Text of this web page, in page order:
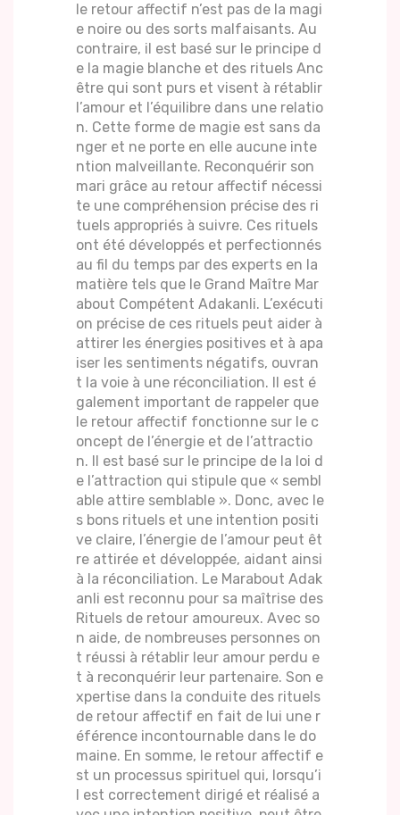
le retour affectif n’est pas de la magi
e noire ou des sorts malfaisants. Au
contraire, il est basé sur le principe d
e la magie blanche et des rituels Anc
être qui sont purs et visent à rétablir
l’amour et l’équilibre dans une relatio
n. Cette forme de magie est sans da
nger et ne porte en elle aucune inte
ntion malveillante. Reconquérir son
mari grâce au retour affectif nécessi
te une compréhension précise des ri
tuels appropriés à suivre. Ces rituels
ont été développés et perfectionnés
au fil du temps par des experts en la
matière tels que le Grand Maître Mar
about Compétent Adakanli. L’exécuti
on précise de ces rituels peut aider à
attirer les énergies positives et à apa
iser les sentiments négatifs, ouvran
t la voie à une réconciliation. Il est é
galement important de rappeler que
le retour affectif fonctionne sur le c
oncept de l’énergie et de l’attractio
n. Il est basé sur le principe de la loi d
e l’attraction qui stipule que « sembl
able attire semblable ». Donc, avec le
s bons rituels et une intention positi
ve claire, l’énergie de l’amour peut êt
re attirée et développée, aidant ainsi
à la réconciliation. Le Marabout Adak
anli est reconnu pour sa maîtrise des
Rituels de retour amoureux. Avec so
n aide, de nombreuses personnes on
t réussi à rétablir leur amour perdu e
t à reconquérir leur partenaire. Son e
xpertise dans la conduite des rituels
de retour affectif en fait de lui une r
éférence incontournable dans le do
maine. En somme, le retour affectif e
st un processus spirituel qui, lorsqu’i
l est correctement dirigé et réalisé a